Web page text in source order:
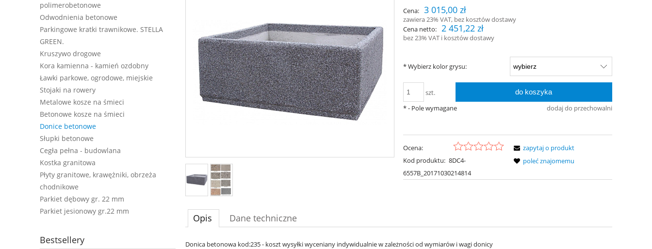
polimerobetonowe
Odwodnienia betonowe
Parkingowe kratki trawnikowe. STELLA
GREEN.
Kruszywo drogowe
Kora kamienna - kamień ozdobny
Ławki parkowe, ogrodowe, miejskie
Stojaki na rowery
Metalowe kosze na śmieci
Betonowe kosze na śmieci
Donice betonowe
Słupki betonowe
Cegła pełna - budowlana
Kostka granitowa
Płyty granitowe, krawężniki, obrzeża
chodnikowe
Parkiet dębowy gr. 22 mm
Parkiet jesionowy gr.22 mm
Bestsellery
Cena: 3 015,00 zł
zawiera 23% VAT, bez kosztów dostawy
Cena netto: 2 451,22 zł
bez 23% VAT i kosztów dostawy
*Wybierz kolor grysu:
szt. do koszyka
dodaj do przechowalni
*- Pole wymagane
Ocena:
Kod produktu: 8DC4-
6557B_20171030214814
zapytaj o produkt
poleć znajomemu
Opis Dane techniczne
Donica betonowa kod:235 - koszt wysyłki wyceniany indywidualnie w zależności od wymiarów i wagi donicy